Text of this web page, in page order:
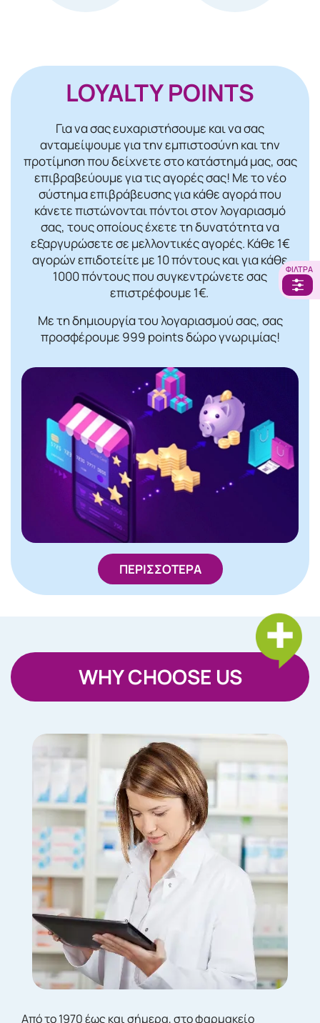
ΦΊΛΤΡΑ
LOYALTY POINTS
Για να σας ευχαριστήσουμε και να σας
ανταμείψουμε για την εμπιστοσύνη και την
προτίμηση που δείχνετε στο κατάστημά μας, σας
επιβραβεύουμε για τις αγορές σας! Mε το νέο
σύστημα επιβράβευσης για κάθε αγορά που
κάνετε πιστώνονται πόντοι στον λογαριασμό
σας, τους οποίους έχετε τη δυνατότητα να
εξαργυρώσετε σε μελλοντικές αγορές. Κάθε 1€
αγορών επιδοτείτε με 10 πόντους και για κάθε
1000 πόντους που συγκεντρώνετε σας
επιστρέφουμε 1€.
Με τη δημιουργία του λογαριασμού σας, σας
προσφέρουμε 999 points δώρο γνωριμίας!
ΠΕΡΙΣΣΟΤΕΡΑ
WHY CHOOSE US
Από το 1970 έως και σήμερα, στο φαρμακείο